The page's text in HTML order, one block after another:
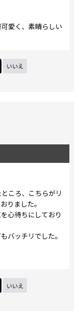
愛く、素晴らしい
いいえ
ころ、こちらがリ
りました。
心待ちにしており
バッチリでした。
。
いいえ